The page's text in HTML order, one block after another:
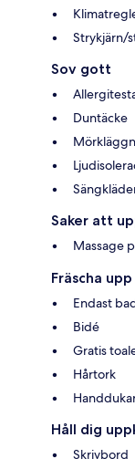
Strykjärn/
Sov gott
Duntäcke
Saker att
Massage
Fräscha
Endast
Bidé
Gratis
Hårtork
Håll dig
Skrivbord